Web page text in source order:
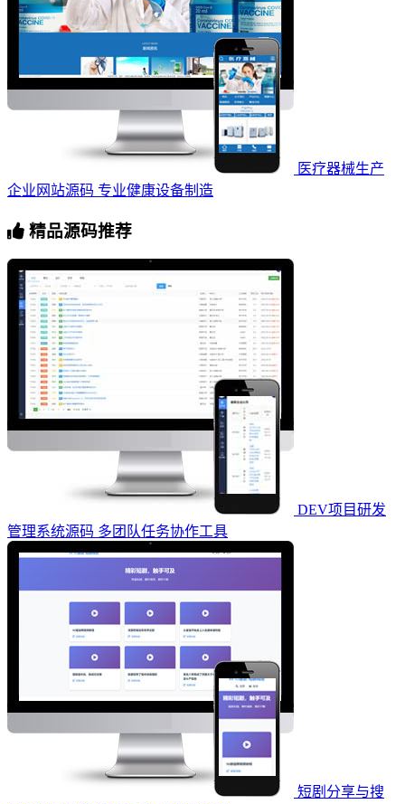
医疗器械生产
企业网站源码 专业健康设备制造
精品源码推荐
DEV项目研发
管理系统源码 多团队任务协作工具
短剧分享与搜